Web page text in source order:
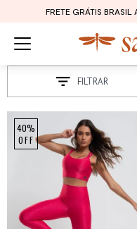
FRETE GRÁTIS BRASIL
FILTRAR
40%
OFF